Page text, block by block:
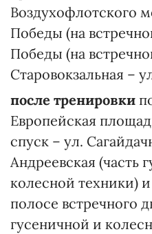
Воздухофлотского
Победы (на
Победы (на
Старовокзальная –
после тренировки
Европейская
спуск – ул.
Андреевская (часть
колесной техники)
полосе встречного
гусеничной и